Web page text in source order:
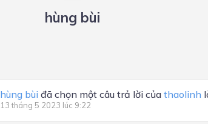
hùng bùi
hùng bùi đã chọn một câu trả lời của thaolinh
13 tháng 5 2023 lúc 9:22